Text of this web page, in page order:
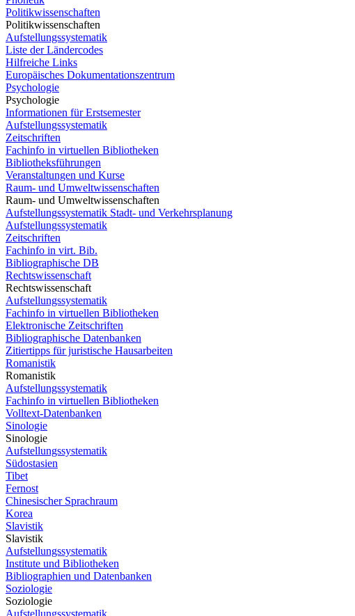
Politikwissenschaften
Politikwissenschaften
Aufstellungssystematik
Liste der Ländercodes
Hilfreiche Links
Europäisches Dokumentationszentrum
Psychologie
Psychologie
Informationen für Erstsemester
Aufstellungssystematik
Zeitschriften
Fachinfo in virtuellen Bibliotheken
Bibliotheksführungen
Veranstaltungen und Kurse
Raum- und Umweltwissenschaften
Raum- und Umweltwissenschaften
Aufstellungssystematik Stadt- und Verkehrsplanung
Aufstellungssystematik
Zeitschriften
Fachinfo in virt. Bib.
Bibliographische DB
Rechtswissenschaft
Rechtswissenschaft
Aufstellungssystematik
Fachinfo in virtuellen Bibliotheken
Elektronische Zeitschriften
Bibliographische Datenbanken
Zitiertipps für juristische Hausarbeiten
Romanistik
Romanistik
Aufstellungssystematik
Fachinfo in virtuellen Bibliotheken
Volltext-Datenbanken
Sinologie
Sinologie
Aufstellungssystematik
Südostasien
Tibet
Fernost
Chinesischer Sprachraum
Korea
Slavistik
Slavistik
Aufstellungssystematik
Institute und Bibliotheken
Bibliographien und Datenbanken
Soziologie
Soziologie
Aufstellungssystematik